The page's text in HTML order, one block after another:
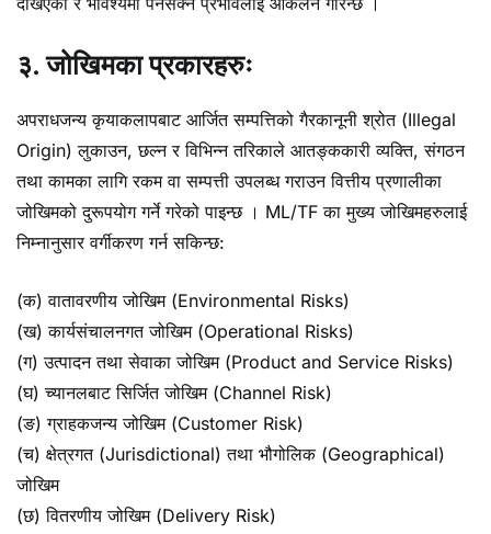
३. जोखिमका प्रकारहरुः
अपराधजन्य कृयाकलापबाट आर्जित सम्पत्तिको गैरकानूनी श्रोत (Illegal
Origin) लुकाउन, छल्न र विभिन्न तरिकाले आतङ्ककारी व्यक्ति, संगठन
तथा कामका लागि रकम वा सम्पत्ती उपलब्ध गराउन वित्तीय प्रणालीका
जोखिमको दुरूपयोग गर्ने गरेको पाइन्छ । ML/TF का मुख्य जोखिमहरुलाई
निम्नानुसार वर्गीकरण गर्न सकिन्छ:
(क) वातावरणीय जोखिम (Environmental Risks)
(ख) कार्यसंचालनगत जोखिम (Operational Risks)
(ग) उत्पादन तथा सेवाका जोखिम (Product and Service Risks)
(घ) च्यानलबाट सिर्जित जोखिम (Channel Risk)
(ङ) ग्राहकजन्य जोखिम (Customer Risk)
(च) क्षेत्रगत (Jurisdictional) तथा भौगोलिक (Geographical)
जोखिम
(छ) वितरणीय जोखिम (Delivery Risk)